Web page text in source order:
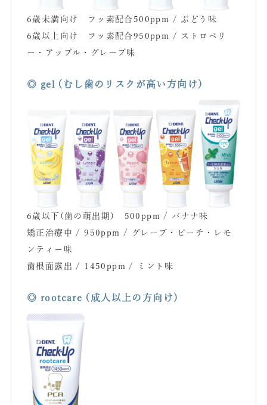
6歳未満向け フッ素配合500ppm / ぶどう味
6歳以上向け フッ素配合950ppm / ストロベリ
ー・アップル・グレープ味
◎ gel (むし歯のリスクが高い方向け)
6歳以下(歯の萌出期) 500ppm / バナナ味
矯正治療中 / 950ppm / グレープ・ピーチ・レモ
ンティー味
歯根面露出 / 1450ppm / ミント味
◎ rootcare (成人以上の方向け)